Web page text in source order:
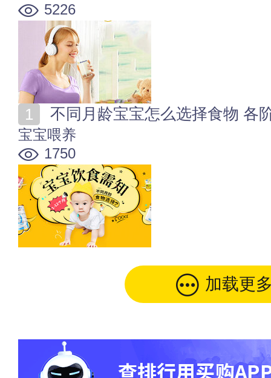
5226
不同月龄宝宝怎么选择食物 各
宝宝喂养
1750
加载更